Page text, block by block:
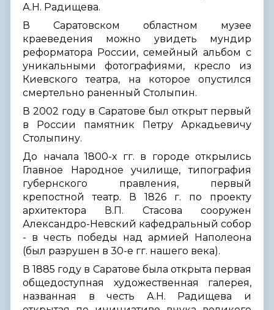
А.Н. Радищева.
В Саратовском областном музее
краеведения можно увидеть мундир
реформатора России, семейный альбом с
уникальными фотографиями, кресло из
Киевского театра, на которое опустился
смертельно раненный Столыпин.
В 2002 году в Саратове был открыт первый
в России памятник Петру Аркадьевичу
Столыпину.
До начала 1800-х гг. в городе открылись
Главное Народное училище, типография
губернского правления, первый
крепостной театр. В 1826 г. по проекту
архитектора В.П. Стасова сооружен
Александро-Невский кафедральный собор
- в честь победы над армией Наполеона
(был разрушен в 30-е гг. нашего века).
В 1885 году в Саратове была открыта первая
общедоступная художественная галерея,
названная в честь А.Н. Радищева и